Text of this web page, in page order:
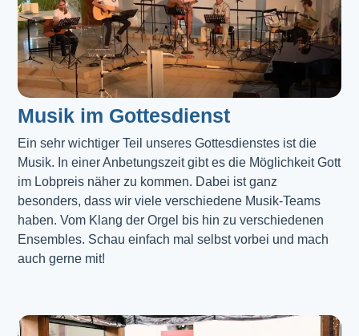
Musik im Gottesdienst​
Ein sehr wichtiger Teil unseres Gottesdienstes ist die
Musik. In einer Anbetungszeit gibt es die Möglichkeit Gott
im Lobpreis näher zu kommen. Dabei ist ganz
besonders, dass wir viele verschiedene Musik-Teams
haben. Vom Klang der Orgel bis hin zu verschiedenen
Ensembles. Schau einfach mal selbst vorbei und mach
auch gerne mit!